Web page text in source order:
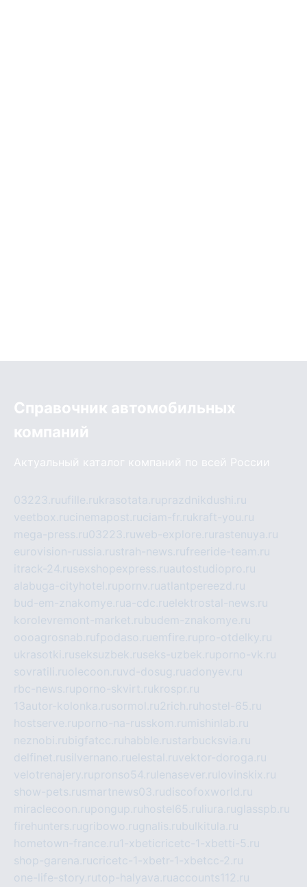
Справочник автомобильных
компаний
Актуальный каталог компаний по всей России
03223.ruufille.rukrasotata.ruprazdnikdushi.ru
veetbox.rucinemapost.ruciam-fr.rukraft-you.ru
mega-press.ru03223.ruweb-explore.ru rastenuya.ru
eurovision-russia.rustrah-news.rufreeride-team.ru
itrack-24.rusexshopexpress.ruautostudiopro.ru
alabuga-cityhotel.rupornv.ruatlantpereezd.ru
bud-em-znakomye.rua-cdc.ruelektrostal-news.ru
korolevremont-market.rubudem-znakomye.ru
oooagrosnab.rufpodaso.ruemfire.rupro-otdelky.ru
ukrasotki.ruseksuzbek.ruseks-uzbek.ruporno-vk.ru
sovratili.ruolecoon.ruvd-dosug.ruadonyev.ru
rbc-news.ruporno-skvirt.rukrospr.ru
13autor-kolonka.rusormol.ru2rich.ru hostel-65.ru
hostserve.ruporno-na-russkom.ru mishinlab.ru
neznobi.rubigfatcc.ru habble.rustarbucksvia.ru
delfinet.rusilvernano.ruelestal.ruvektor-doroga.ru
velotrenajery.rupronso54.ru lenasever.ru lovinskix.ru
show-pets.rusmartnews03.rudiscofoxworld.ru
miraclecoon.rupongup.ru hostel65.ru liura.ruglasspb.ru
firehunters.rugribowo.rugnalis.rubulkitula.ru
hometown-france.ru1-xbeticricetc-1-xbetti-5.ru
shop-garena.rucricetc-1-xbetr-1-xbetcc-2.ru
one-life-story.rutop-halyava.ruaccounts112.ru